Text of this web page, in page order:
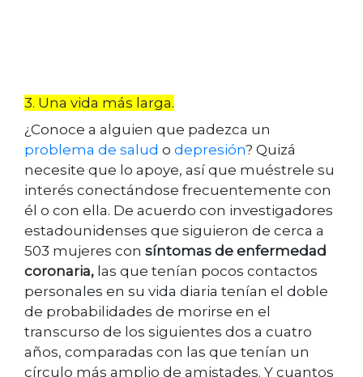
3. Una vida más larga.
¿Conoce a alguien que padezca un
problema de salud o depresión? Quizá
necesite que lo apoye, así que muéstrele su
interés conectándose frecuentemente con
él o con ella. De acuerdo con investigadores
estadounidenses que siguieron de cerca a
503 mujeres con síntomas de enfermedad
coronaria, las que tenían pocos contactos
personales en su vida diaria tenían el doble
de probabilidades de morirse en el
transcurso de los siguientes dos a cuatro
años, comparadas con las que tenían un
círculo más amplio de amistades. Y cuantos